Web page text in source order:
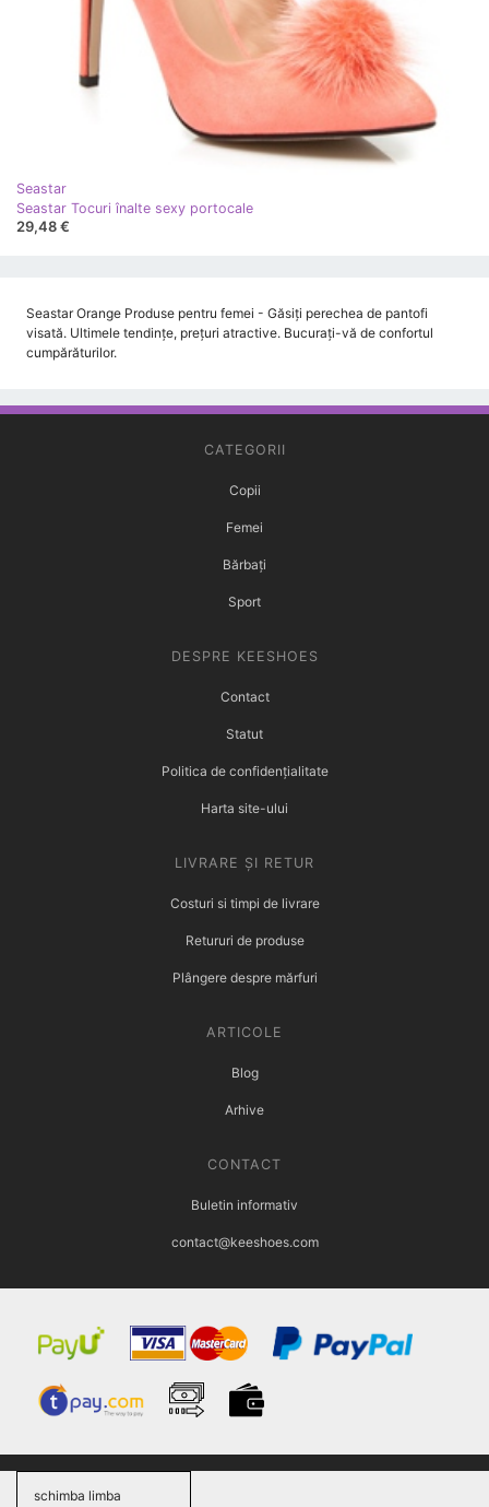
Seastar
Seastar Tocuri înalte sexy portocale
29,48 €
Seastar Orange Produse pentru femei - Găsiți perechea de pantofi
visată. Ultimele tendințe, prețuri atractive. Bucurați-vă de confortul
cumpărăturilor.
CATEGORII
Copii
Femei
Bărbați
Sport
DESPRE KEESHOES
Contact
Statut
Politica de confidențialitate
Harta site-ului
LIVRARE ȘI RETUR
Costuri si timpi de livrare
Retururi de produse
Plângere despre mărfuri
ARTICOLE
Blog
Arhive
CONTACT
Buletin informativ
contact@keeshoes.com
schimba limba